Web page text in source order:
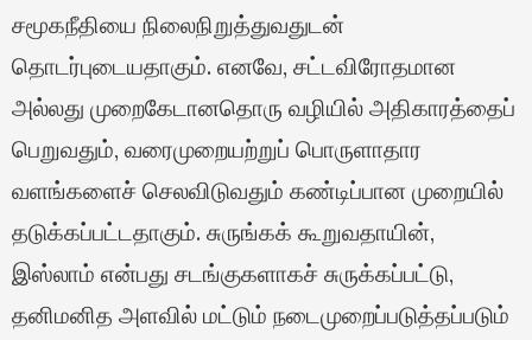
சமூகநீதியை நிலைநிறுத்துவதுடன்
தொடர்புடையதாகும். எனவே, சட்டவிரோதமான
அல்லது முறைகேடானதொரு வழியில் அதிகாரத்தைப்
பெறுவதும், வரைமுறையற்றுப் பொருளாதார
வளங்களைச் செலவிடுவதும் கண்டிப்பான முறையில்
தடுக்கப்பட்டதாகும். சுருங்கக் கூறுவதாயின்,
இஸ்லாம் என்பது சடங்குகளாகச் சுருக்கப்பட்டு,
தனிமனித அளவில் மட்டும் நடைமுறைப்படுத்தப்படும்